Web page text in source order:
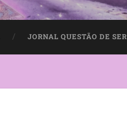
JORNAL QUESTÃO DE SER